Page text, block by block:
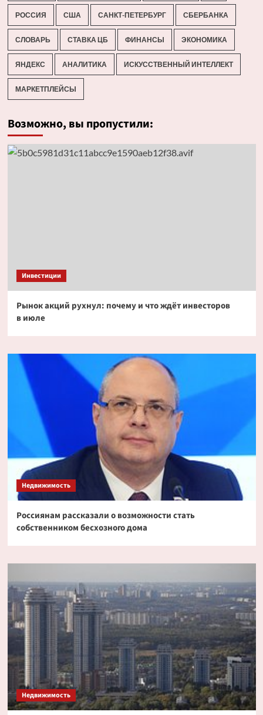
РОССИЯ США САНКТ-ПЕТЕРБУРГ СБЕРБАНКА
СЛОВАРЬ СТАВКА ЦБ ФИНАНСЫ ЭКОНОМИКА
ЯНДЕКС АНАЛИТИКА ИСКУССТВЕННЫЙ ИНТЕЛЛЕКТ
МАРКЕТПЛЕЙСЫ
Возможно, вы пропустили:
Инвестиции
Рынок акций рухнул: почему и что ждёт инвесторов
в июле
Недвижимость
Россиянам рассказали о возможности стать
собственником бесхозного дома
Недвижимость